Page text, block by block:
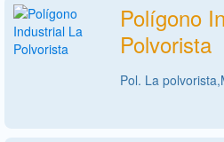
Polígono
Polvorista
Pol. La